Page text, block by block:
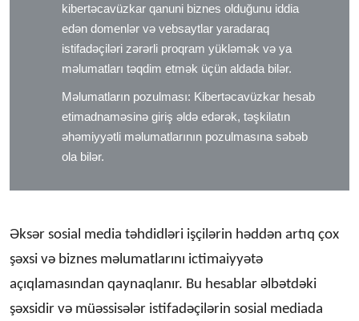
kibertəcavüzkar qanuni biznes olduğunu iddia
edən domenlər və vebsaytlar yaradaraq
istifadəçiləri zərərli proqram yükləmək və ya
məlumatları təqdim etmək üçün aldada bilər.
Məlumatların pozulması: Kibertəcavüzkar hesab
etimadnaməsinə giriş əldə edərək, təşkilatın
əhəmiyyətli məlumatlarının pozulmasına səbəb
ola bilər.
Əksər sosial media təhdidləri işçilərin həddən artıq çox
şəxsi və biznes məlumatlarını ictimaiyyətə
açıqlamasından qaynaqlanır. Bu hesablar əlbətdəki
şəxsidir və müəssisələr istifadəçilərin sosial mediada